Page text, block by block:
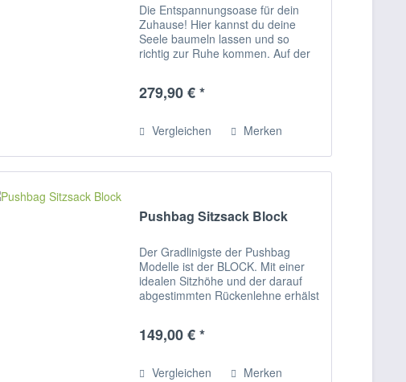
Die Entspannungsoase für dein
Zuhause! Hier kannst du deine
Seele baumeln lassen und so
richtig zur Ruhe kommen. Auf der
oder auch im Wintergarten
279,90 € *
Vergleichen Merken
Pushbag Sitzsack Block
Der Gradlinigste der Pushbag
Modelle ist der BLOCK. Mit einer
idealen Sitzhöhe und der darauf
abgestimmten Rückenlehne erhälst
macht lesen, quatschen und
149,00 € *
Vergleichen Merken